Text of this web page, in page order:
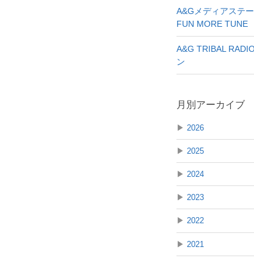
A&Gメディアステ
FUN MORE TUNE
A&G TRIBAL
ン
月別アーカイブ
▶ 2026
▶ 2025
▶ 2024
▶ 2023
▶ 2022
▶ 2021